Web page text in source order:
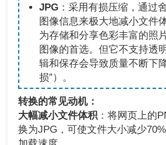
JPG：采用有损压缩，通过
图像信息来极大地减小文件
为存储和分享色彩丰富的照
图像的首选。但它不支持透
辑和保存会导致质量不断下
损”）。
转换的常见动机：
大幅减小文件体积 ：将网页上的
换为JPG，可使文件大小减少